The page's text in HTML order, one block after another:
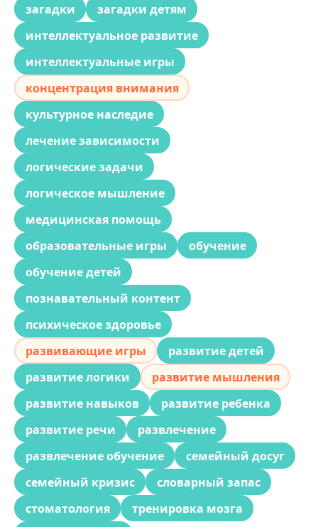
загадки
загадки детям
интеллектуальное развитие
интеллектуальные игры
концентрация внимания
культурное наследие
лечение зависимости
логические задачи
логическое мышление
медицинская помощь
образовательные игры
обучение
обучение детей
познавательный контент
психическое здоровье
развивающие игры
развитие детей
развитие логики
развитие мышления
развитие навыков
развитие ребенка
развитие речи
развлечение
развлечение обучение
семейный досуг
семейный кризис
словарный запас
стоматология
тренировка мозга